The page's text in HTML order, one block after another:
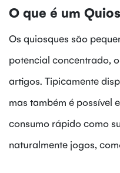
O que é um
Os quiosques são
potencial concentrado,
artigos. Tipicamente
mas também é possível
consumo rápido como
naturalmente jogos,